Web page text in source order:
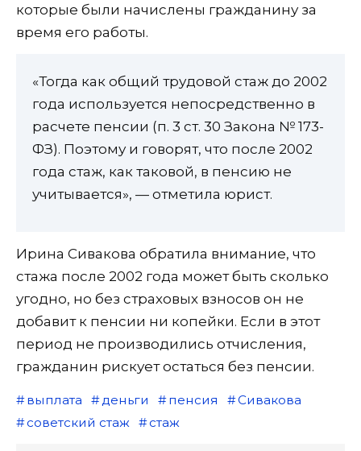
которые были начислены гражданину за
время его работы.
«Тогда как общий трудовой стаж до 2002
года используется непосредственно в
расчете пенсии (п. 3 ст. 30 Закона № 173-
ФЗ). Поэтому и говорят, что после 2002
года стаж, как таковой, в пенсию не
учитывается», — отметила юрист.
Ирина Сивакова обратила внимание, что
стажа после 2002 года может быть сколько
угодно, но без страховых взносов он не
добавит к пенсии ни копейки. Если в этот
период не производились отчисления,
гражданин рискует остаться без пенсии.
выплата деньги пенсия
Сивакова
советский стаж
стаж